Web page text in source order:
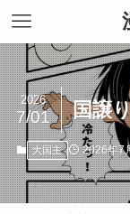
国譲
2026
7/01
大国主 2026年7